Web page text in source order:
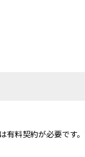
料契約が必要です